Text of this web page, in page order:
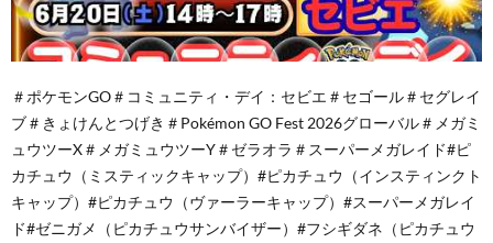
＃ポケモンGO＃コミュニティ・デイ：セビエ＃セゴール＃セグレイ
ブ＃きょけんとつげき＃Pokémon GO Fest 2026グローバル＃メガミ
ュウツーX＃メガミュウツーY＃ゼラオラ＃スーパーメガレイド#ピ
カチュウ（ミスティックキャップ）#ピカチュウ（インスティンクト
キャップ）#ピカチュウ（ヴァーラーキャップ）#スーパーメガレイ
ド#ゼニガメ（ピカチュウサンバイザー）#フシギダネ（ピカチュウ